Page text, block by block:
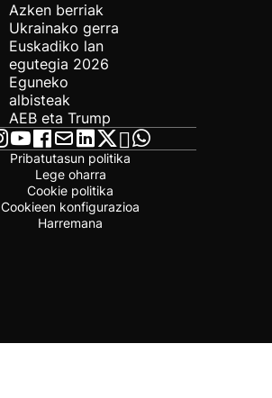
Azken berriak
Ukrainako gerra
Euskadiko lan
egutegia 2026
Eguneko
albisteak
AEB eta Trump
Pribatutasun politika
Lege oharra
Cookie politika
Cookieen konfigurazioa
Harremana